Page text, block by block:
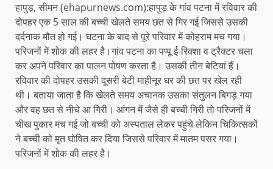
हापुड़, सीमन (ehapurnews.com):हापुड़ के गांव पटना में रविवार की
दोपहर एक 5 साल की बच्ची खेलते समय छत से गिर गई जिससे उसकी
दर्दनाक मौत हो गई। घटना के बाद से पूरे परिवार में कोहराम मच गया।
परिजनों में शोक की लहर है।गांव पटना का पप्पू ई-रिक्शा व ट्रैक्टर चला
कर अपने परिवार का पालन पोषण करता है। उसकी तीन बेटियां हैं।
रविवार की दोपहर उसकी दूसरी बेटी माहीनूर घर की छत पर खेल रही
थी। बताया जाता है कि खेलते समय अचानक उसका संतुलन बिगड़ गया
और वह छत से नीचे आ गिरी। आंगन में जैसे ही बच्ची गिरी तो परिजनों में
चीख पुकार मच गई जो बच्ची को अस्पताल लेकर पहुंचे लेकिन चिकित्सकों
ने बच्ची को मृत घोषित कर दिया जिससे परिवार में मातम पसर गया।
परिजनों में शोक की लहर है।